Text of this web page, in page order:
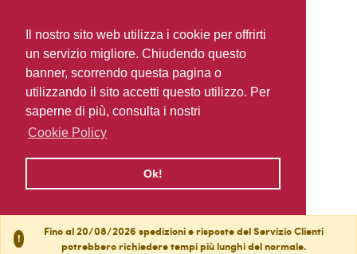
Il nostro sito web utilizza i cookie per offrirti
un servizio migliore. Chiudendo questo
banner, scorrendo questa pagina o
utilizzando il sito accetti questo utilizzo. Per
saperne di più, consulta i nostri
Cookie Policy
Ok!
!
Fino al 20/08/2026 spedizioni e risposte del Servizio Clienti
potrebbero richiedere tempi più lunghi del normale.